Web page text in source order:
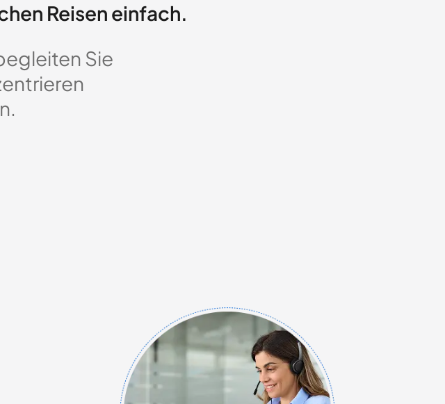
Reisen einfach.
Sie